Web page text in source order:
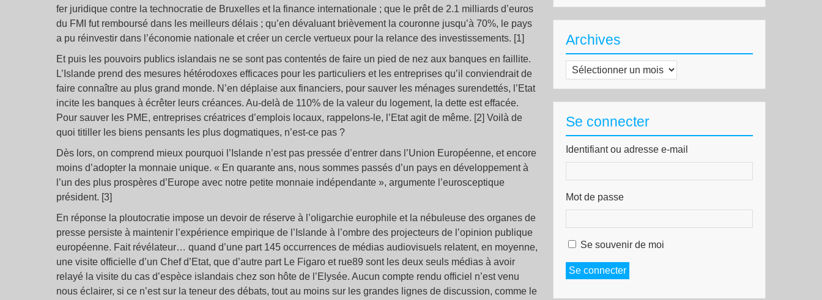
fer juridique contre la technocratie de Bruxelles et la finance internationale ; que le prêt de 2.1 milliards d’euros
du FMI fut remboursé dans les meilleurs délais ; qu’en dévaluant brièvement la couronne jusqu’à 70%, le pays
a pu réinvestir dans l’économie nationale et créer un cercle vertueux pour la relance des investissements. [1]
Et puis les pouvoirs publics islandais ne se sont pas contentés de faire un pied de nez aux banques en faillite.
L’Islande prend des mesures hétérodoxes efficaces pour les particuliers et les entreprises qu’il conviendrait de
faire connaître au plus grand monde. N’en déplaise aux financiers, pour sauver les ménages surendettés, l’Etat
incite les banques à écrêter leurs créances. Au-delà de 110% de la valeur du logement, la dette est effacée.
Pour sauver les PME, entreprises créatrices d’emplois locaux, rappelons-le, l’Etat agit de même. [2] Voilà de
quoi titiller les biens pensants les plus dogmatiques, n’est-ce pas ?
Dès lors, on comprend mieux pourquoi l’Islande n’est pas pressée d’entrer dans l’Union Européenne, et encore
moins d’adopter la monnaie unique. « En quarante ans, nous sommes passés d’un pays en développement à
l’un des plus prospères d’Europe avec notre petite monnaie indépendante », argumente l’eurosceptique
président. [3]
En réponse la ploutocratie impose un devoir de réserve à l’oligarchie europhile et la nébuleuse des organes de
presse persiste à maintenir l’expérience empirique de l’Islande à l’ombre des projecteurs de l’opinion publique
européenne. Fait révélateur… quand d’une part 145 occurrences de médias audiovisuels relatent, en moyenne,
une visite officielle d’un Chef d’Etat, que d’autre part Le Figaro et rue89 sont les deux seuls médias à avoir
relayé la visite du cas d’espèce islandais chez son hôte de l’Elysée. Aucun compte rendu officiel n’est venu
nous éclairer, si ce n’est sur la teneur des débats, tout au moins sur les grandes lignes de discussion, comme le
Archives
Archives
Se connecter
Identifiant ou adresse e-mail
Mot de passe
Se souvenir de moi
Se connecter